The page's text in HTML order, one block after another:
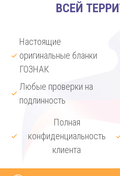
ВСЕЙ
Настоящие
оригинальные бланки
ГОЗНАК
Любые проверки на
подлинность
Полная
конфиденциальность
клиента